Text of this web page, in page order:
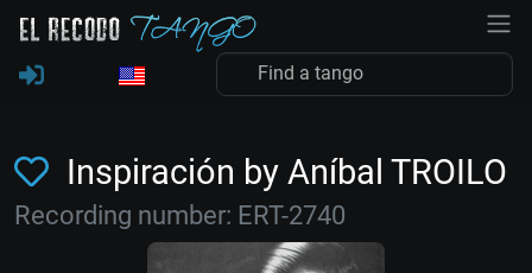
Inspiración by Aníbal TROILO
Recording number: ERT-2740